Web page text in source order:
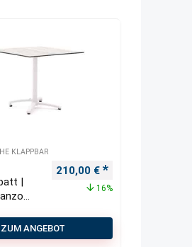
KLAPPBAR
|
Ursprünglicher Preis war:
210,00 € Aktueller Preis
16%
ZUM ANGEBOT